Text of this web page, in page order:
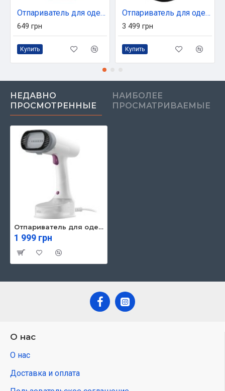
Отпариватель для одежды Grunhelm GHS-1006
649 грн
Купить
Отпариватель для одежды Tefal DT9100E0
3 499 грн
Купить
НЕДАВНО
ПРОСМОТРЕННЫЕ
НАИБОЛЕЕ
ПРОСМАТРИВАЕМЫЕ
Отпариватель для одежды Braun GS 5011 PU (GS5011PU)
1 999 грн
О нас
О нас
Доставка и оплата